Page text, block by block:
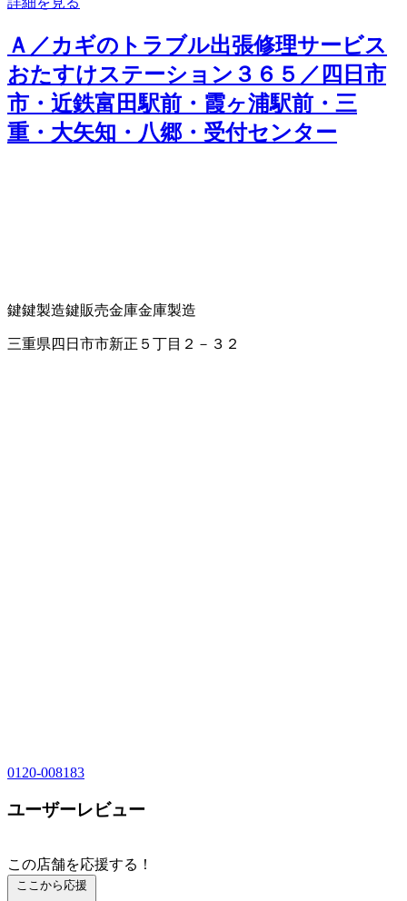
Ａ／カギのトラブル出張修理サービス
おたすけステーション３６５／四日市
市・近鉄富田駅前・霞ヶ浦駅前・三
重・大矢知・八郷・受付センター
鍵鍵製造鍵販売金庫金庫製造
三重県四日市市新正５丁目２－３２
0120-008183
ユーザーレビュー
この店舗を応援する！
ここから応援